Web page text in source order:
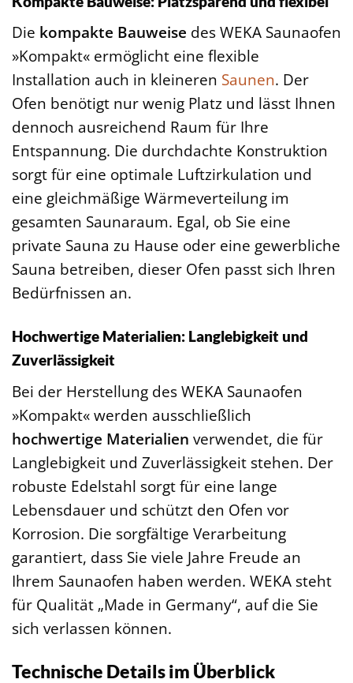
Die kompakte Bauweise des WEKA Saunaofen
»Kompakt« ermöglicht eine flexible
Installation auch in kleineren Saunen. Der
Ofen benötigt nur wenig Platz und lässt Ihnen
dennoch ausreichend Raum für Ihre
Entspannung. Die durchdachte Konstruktion
sorgt für eine optimale Luftzirkulation und
eine gleichmäßige Wärmeverteilung im
gesamten Saunaraum. Egal, ob Sie eine
private Sauna zu Hause oder eine gewerbliche
Sauna betreiben, dieser Ofen passt sich Ihren
Bedürfnissen an.
Hochwertige Materialien: Langlebigkeit und
Zuverlässigkeit
Bei der Herstellung des WEKA Saunaofen
»Kompakt« werden ausschließlich
hochwertige Materialien verwendet, die für
Langlebigkeit und Zuverlässigkeit stehen. Der
robuste Edelstahl sorgt für eine lange
Lebensdauer und schützt den Ofen vor
Korrosion. Die sorgfältige Verarbeitung
garantiert, dass Sie viele Jahre Freude an
Ihrem Saunaofen haben werden. WEKA steht
für Qualität „Made in Germany“, auf die Sie
sich verlassen können.
Technische Details im Überblick